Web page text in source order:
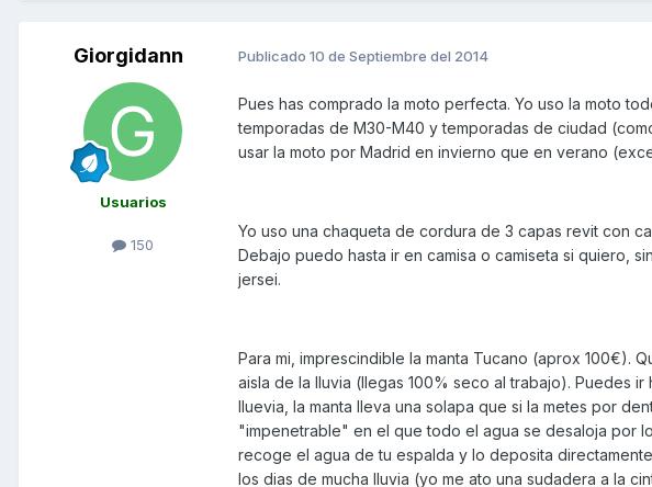
Giorgidann
Usuarios
150
Publicado 10 de Septiembre del 2014
Pues has comprado la moto perfecta. Yo uso la moto
temporadas de M30-M40 y temporadas de ciudad
usar la moto por Madrid en invierno que en verano
Yo uso una chaqueta de cordura de 3 capas revit con
Debajo puedo hasta ir en camisa o camiseta si quiero,
jersei.
Para mi, imprescindible la manta Tucano (aprox 100€).
aisla de la lluvia (llegas 100% seco al trabajo). Puedes
lluevia, la manta lleva una solapa que si la metes por
"impenetrable" en el que todo el agua se desaloja por
recoge el agua de tu espalda y lo deposita
los dias de mucha lluvia (yo me ato una sudadera a la